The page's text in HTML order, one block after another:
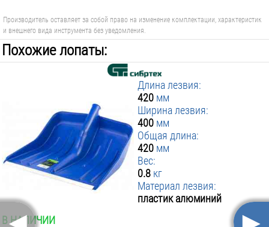
Производитель оставляет за собой право на изменение комплектации, характеристик
и внешнего вида инструмента без уведомления.
Похожие лопаты:
Длина лезвия:
420 мм
Ширина лезвия:
400 мм
Общая длина:
420 мм
Вес:
0.8 кг
Материал лезвия:
пластик алюминий
В НАЛИЧИИ